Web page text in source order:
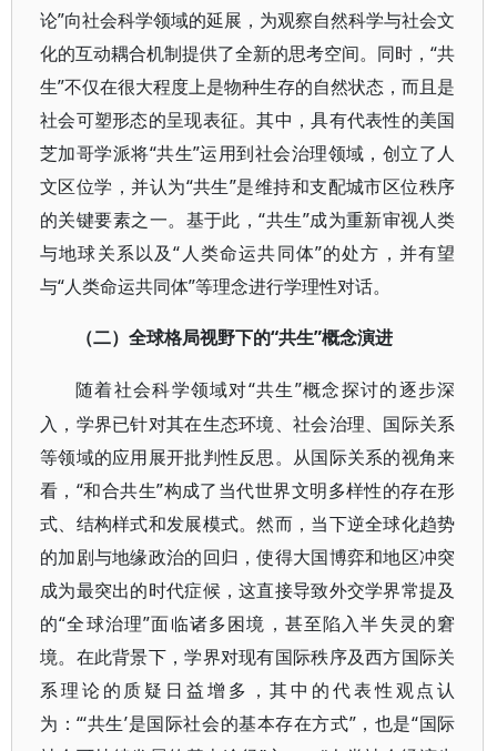
论”向社会科学领域的延展，为观察自然科学与社会文
化的互动耦合机制提供了全新的思考空间。同时，“共
生”不仅在很大程度上是物种生存的自然状态，而且是
社会可塑形态的呈现表征。其中，具有代表性的美国
芝加哥学派将“共生”运用到社会治理领域，创立了人
文区位学，并认为“共生”是维持和支配城市区位秩序
的关键要素之一。基于此，“共生”成为重新审视人类
与地球关系以及“人类命运共同体”的处方，并有望
与“人类命运共同体”等理念进行学理性对话。
（二）全球格局视野下的“共生”概念演进
随着社会科学领域对“共生”概念探讨的逐步深
入，学界已针对其在生态环境、社会治理、国际关系
等领域的应用展开批判性反思。从国际关系的视角来
看，“和合共生”构成了当代世界文明多样性的存在形
式、结构样式和发展模式。然而，当下逆全球化趋势
的加剧与地缘政治的回归，使得大国博弈和地区冲突
成为最突出的时代症候，这直接导致外交学界常提及
的“全球治理”面临诸多困境，甚至陷入半失灵的窘
境。在此背景下，学界对现有国际秩序及西方国际关
系理论的质疑日益增多，其中的代表性观点认
为：“‘共生’是国际社会的基本存在方式”，也是“国际